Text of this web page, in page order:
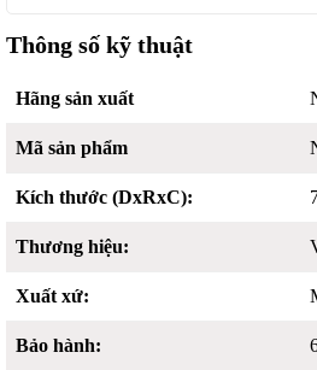
Thông số kỹ thuật
Hãng sản xuất
Mã sản phẩm
Kích thước (DxRxC):
Thương hiệu:
Xuất xứ:
Bảo hành: